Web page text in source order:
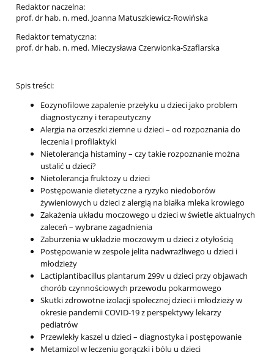
Redaktor naczelna:
prof. dr hab. n. med. Joanna Matuszkiewicz-Rowińska
Redaktor tematyczna:
prof. dr hab. n. med. Mieczysława Czerwionka-Szaflarska
Spis treści:
Eozynofilowe zapalenie przełyku u dzieci jako problem
diagnostyczny i terapeutyczny
Alergia na orzeszki ziemne u dzieci – od rozpoznania do
leczenia i profilaktyki
Nietolerancja histaminy – czy takie rozpoznanie można
ustalić u dzieci?
Nietolerancja fruktozy u dzieci
Postępowanie dietetyczne a ryzyko niedoborów
żywieniowych u dzieci z alergią na białka mleka krowiego
Zakażenia układu moczowego u dzieci w świetle aktualnych
zaleceń – wybrane zagadnienia
Zaburzenia w układzie moczowym u dzieci z otyłością
Postępowanie w zespole jelita nadwrażliwego u dzieci i
młodzieży
Lactiplantibacillus plantarum 299v u dzieci przy objawach
chorób czynnościowych przewodu pokarmowego
Skutki zdrowotne izolacji społecznej dzieci i młodzieży w
okresie pandemii COVID-19 z perspektywy lekarzy
pediatrów
Przewlekły kaszel u dzieci – diagnostyka i postępowanie
Metamizol w leczeniu gorączki i bólu u dzieci